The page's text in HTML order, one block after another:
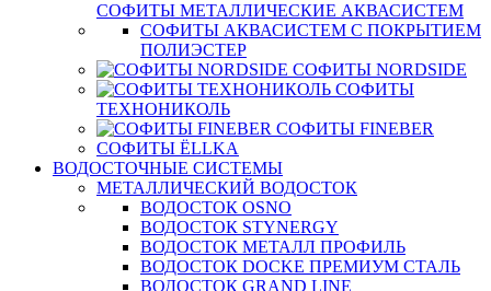
СОФИТЫ МЕТАЛЛИЧЕСКИЕ АКВАСИСТЕМ
СОФИТЫ АКВАСИСТЕМ С ПОКРЫТИЕМ
ПОЛИЭСТЕР
СОФИТЫ NORDSIDE
СОФИТЫ
ТЕХНОНИКОЛЬ
СОФИТЫ FINEBER
СОФИТЫ ЁLLKA
ВОДОСТОЧНЫЕ СИСТЕМЫ
МЕТАЛЛИЧЕСКИЙ ВОДОСТОК
ВОДОСТОК OSNO
ВОДОСТОК STYNERGY
ВОДОСТОК МЕТАЛЛ ПРОФИЛЬ
ВОДОСТОК DOCKE ПРЕМИУМ СТАЛЬ
ВОДОСТОК GRAND LINE